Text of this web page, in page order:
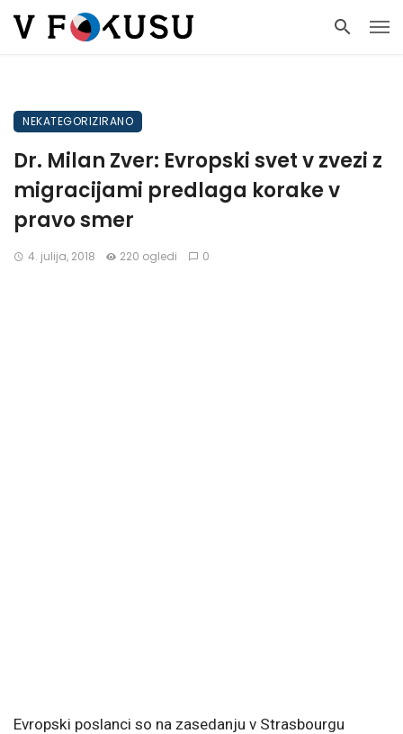
NEKATEGORIZIRANO
Dr. Milan Zver: Evropski svet v zvezi z
migracijami predlaga korake v
pravo smer
4. julija, 2018 220 ogledi 0
Evropski poslanci so na zasedanju v Strasbourgu